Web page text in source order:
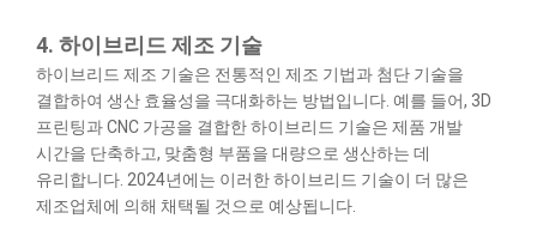
4. 하이브리드 제조 기술
하이브리드 제조 기술은 전통적인 제조 기법과 첨단 기술을
결합하여 생산 효율성을 극대화하는 방법입니다. 예를 들어, 3D
프린팅과 CNC 가공을 결합한 하이브리드 기술은 제품 개발
시간을 단축하고, 맞춤형 부품을 대량으로 생산하는 데
유리합니다. 2024년에는 이러한 하이브리드 기술이 더 많은
제조업체에 의해 채택될 것으로 예상됩니다.